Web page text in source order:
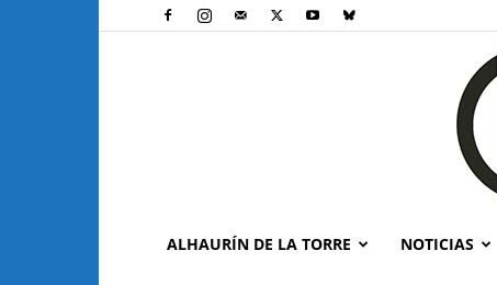
ALHAURÍN DE LA TORRE NOTICIAS